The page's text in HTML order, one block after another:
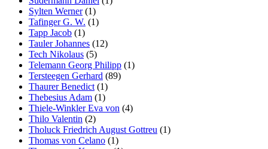
Sylten Werner(1)
Tafinger G. W. (1)
Tapp Jacob (1)
Tauler Johannes (12)
Tech Nikolaus (5)
Telemann Georg Philipp (1)
Tersteegen Gerhard (89)
Thaurer Benedict (1)
Thebesius Adam (1)
Thiele-Winkler Eva von (4)
Thilo Valentin (2)
Tholuck Friedrich August Gottreu (1)
Thomas von Celano (1)